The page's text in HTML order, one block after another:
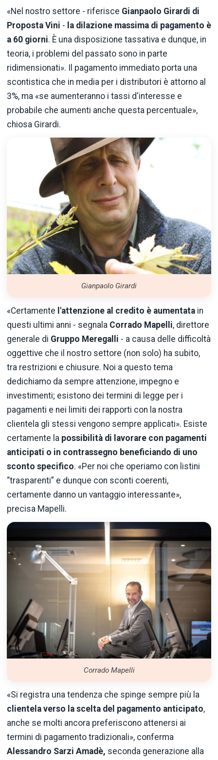
«Nel nostro settore - riferisce Gianpaolo Girardi di
Proposta Vini - la dilazione massima di pagamento è
a 60 giorni. È una disposizione tassativa e dunque, in
teoria, i problemi del passato sono in parte
ridimensionati». Il pagamento immediato porta una
scontistica che in media per i distributori è attorno al
3%, ma «se aumenteranno i tassi d'interesse e
probabile che aumenti anche questa percentuale»,
chiosa Girardi.
Gianpaolo Girardi
«Certamente l'attenzione al credito è aumentata in
questi ultimi anni - segnala Corrado Mapelli, direttore
generale di Gruppo Meregalli - a causa delle difficoltà
oggettive che il nostro settore (non solo) ha subito,
tra restrizioni e chiusure. Noi a questo tema
dedichiamo da sempre attenzione, impegno e
investimenti; esistono dei termini di legge per i
pagamenti e nei limiti dei rapporti con la nostra
clientela gli stessi vengono sempre applicati». Esiste
certamente la possibilità di lavorare con pagamenti
anticipati o in contrassegno beneficiando di uno
sconto specifico. «Per noi che operiamo con listini
“trasparenti” e dunque con sconti coerenti,
certamente danno un vantaggio interessante»,
precisa Mapelli.
Corrado Mapelli
«Si registra una tendenza che spinge sempre più la
clientela verso la scelta del pagamento anticipato,
anche se molti ancora preferiscono attenersi ai
termini di pagamento tradizionali», conferma
Alessandro Sarzi Amadè, seconda generazione alla